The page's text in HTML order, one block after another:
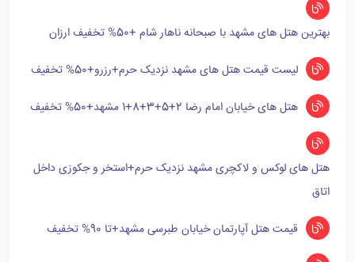
بهترین هتل های مشهد با صبحانه ناهار شام +50% تخفیف ارزان
لیست قیمت هتل های مشهد نزدیک حرم+رزرو+50% تخفیف
هتل های خیابان امام رضا 2+5+3+8+1 مشهد+50% تخفیف
هتل های لوکس و لاکچری مشهد نزدیک حرم+استخر و جکوزی داخل
اتاق
قیمت هتل آپارتمان خیابان طبرسی مشهد+تا 90% تخفیف